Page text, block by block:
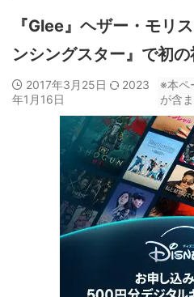
『Glee』ヘザー・モリ
ンシングスター』で初の
2017年3月25日
2023
年1月16日
※本ペ
が含